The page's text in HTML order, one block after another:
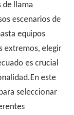
de llama
escenarios de
equipos
extremos, elegir
es crucial
este
seleccionar